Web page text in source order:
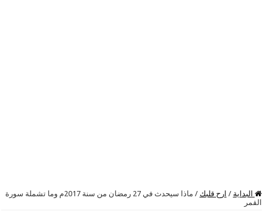
البداية / ارح قلبك /
ماذا سيحدث في 27 رمضان من سنة 2017م وما تشملة سورة
القمر